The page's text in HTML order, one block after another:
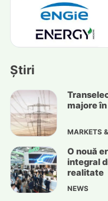
Știri
majore în
MARKETS
O nouă
integral
realitate
NEWS